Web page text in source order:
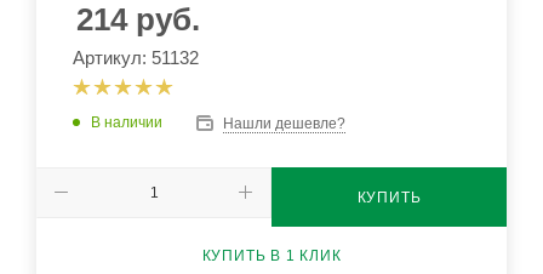
214руб.
Артикул: 51132
В наличии Нашли дешевле?
КУПИТЬ
КУПИТЬ В 1 КЛИК